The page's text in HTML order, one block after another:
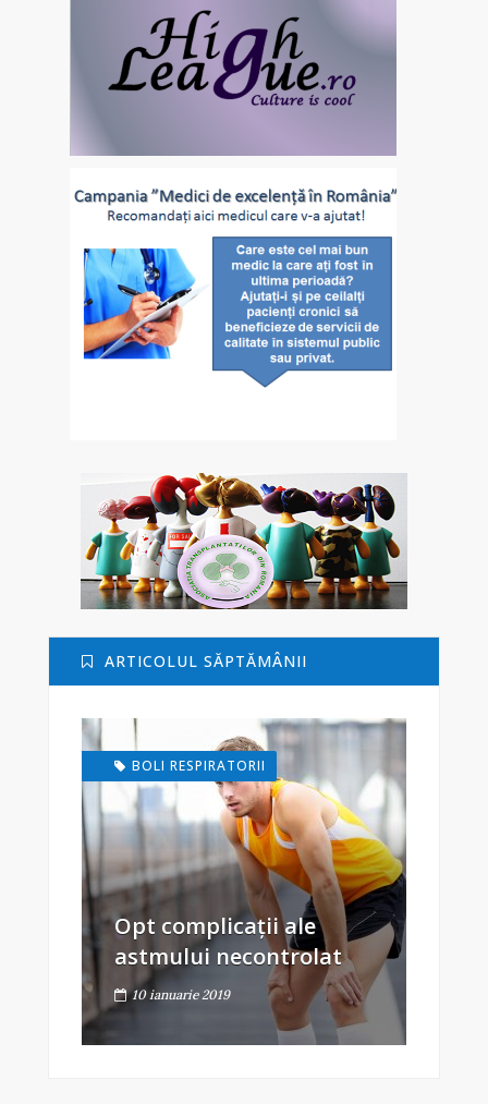
ARTICOLUL SĂPTĂMÂNII
BOLI RESPIRATORII
Opt complicații ale
astmului necontrolat
10 ianuarie 2019